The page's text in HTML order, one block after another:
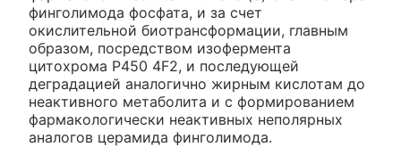
финголимода фосфата, и за счет
окислительной биотрансформации, главным
образом, посредством изофермента
цитохрома Р450 4F2, и последующей
деградацией аналогично жирным кислотам до
неактивного метаболита и с формированием
фармакологически неактивных неполярных
аналогов церамида финголимода.